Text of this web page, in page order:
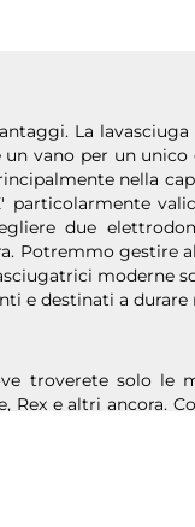
La lavasciuga
vano per un
nella
particolarmente
due
Potremmo gestire
moderne
e destinati a durare
troverete solo le
Rex e altri ancora.